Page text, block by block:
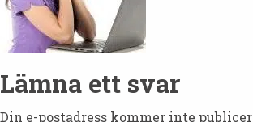
Lämna ett svar
Din e-postadress kommer inte